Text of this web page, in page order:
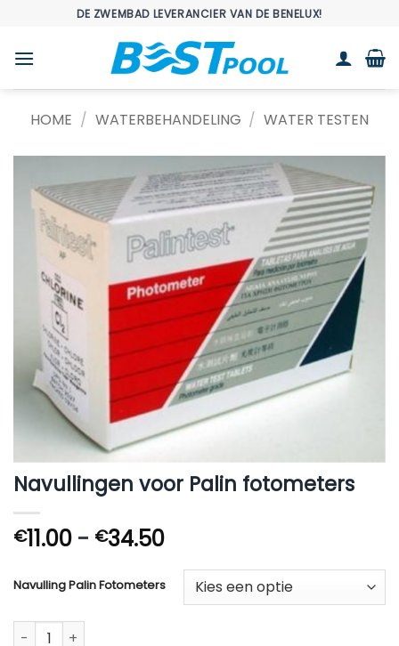
inhoud
DE ZWEMBAD LEVERANCIER VAN DE BENELUX!
HOME / WATERBEHANDELING / WATER TESTEN
Navullingen voor Palin fotometers
€11.00 - €34.50Prijsklasse:
tot
€34.50
Navulling Palin Fotometers
Navullingen voor Palin fotometers aantal